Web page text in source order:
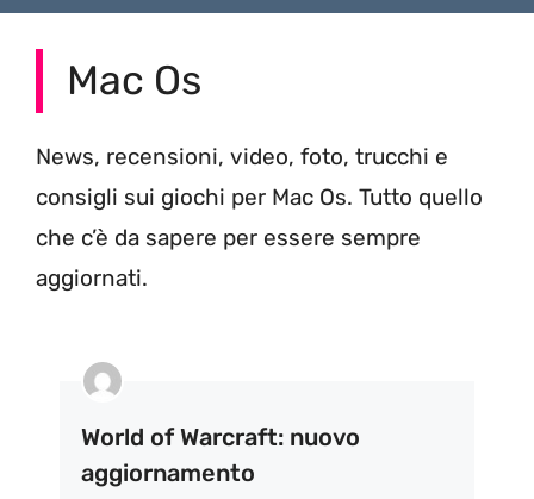
Mac Os
News, recensioni, video, foto, trucchi e
consigli sui giochi per Mac Os. Tutto quello
che c’è da sapere per essere sempre
aggiornati.
World of Warcraft: nuovo
aggiornamento